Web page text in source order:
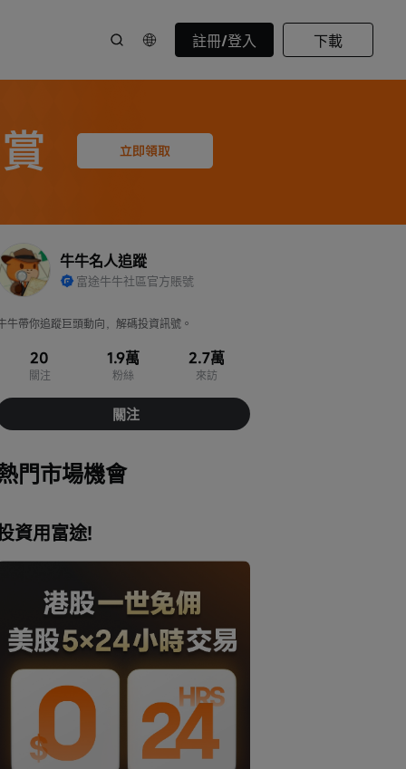
註冊/登入 下載
牛牛名人追蹤
富途牛牛社區官方賬號
牛帶你追蹤巨頭動向，解碼投資訊號。
20
關注
1.9萬
粉絲
2.7萬
來訪
關注
門市場機會
資用富途!